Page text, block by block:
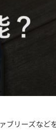
ブリーズなど